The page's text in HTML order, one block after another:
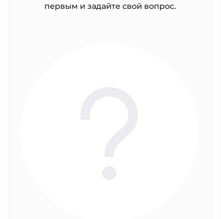
первым и задайте свой вопрос.